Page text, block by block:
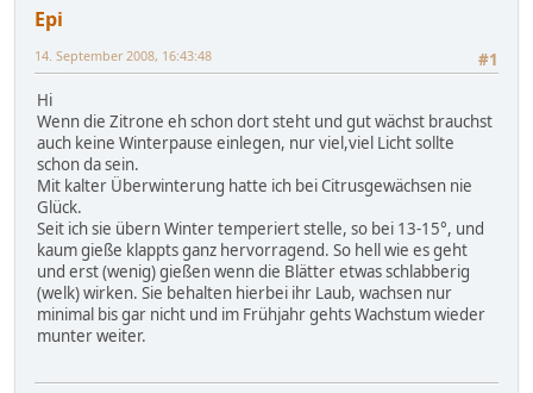
Epi
#1
14. September 2008, 16:43:48
Hi
Wenn die Zitrone eh schon dort steht und gut wächst brauchst
auch keine Winterpause einlegen, nur viel,viel Licht sollte
schon da sein.
Mit kalter Überwinterung hatte ich bei Citrusgewächsen nie
Glück.
Seit ich sie übern Winter temperiert stelle, so bei 13-15°, und
kaum gieße klappts ganz hervorragend. So hell wie es geht
und erst (wenig) gießen wenn die Blätter etwas schlabberig
(welk) wirken. Sie behalten hierbei ihr Laub, wachsen nur
minimal bis gar nicht und im Frühjahr gehts Wachstum wieder
munter weiter.